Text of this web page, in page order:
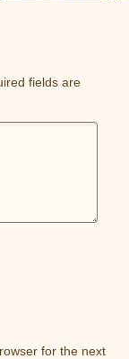
fields are
for the next